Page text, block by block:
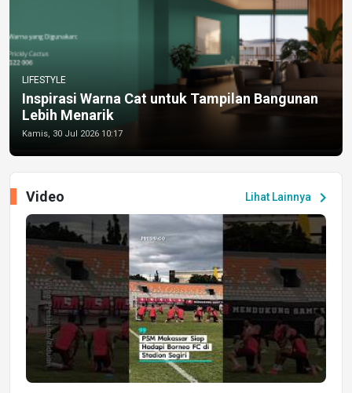
LIFESTYLE
Inspirasi Warna Cat untuk Tampilan Bangunan
Lebih Menarik
Kamis, 30 Jul 2026 10:17
Lihat Lainnya chevron_right
Video